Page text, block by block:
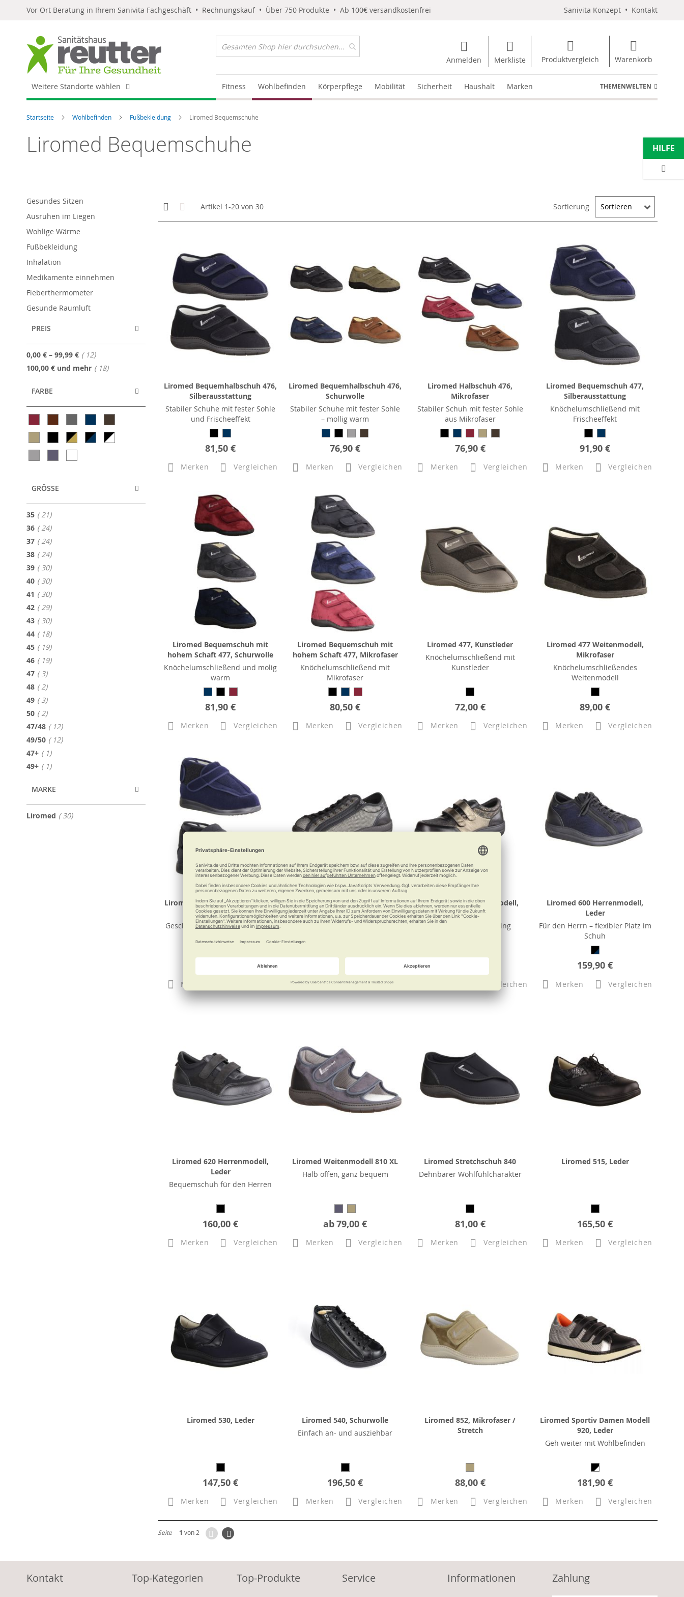
Vor Ort Beratung in Ihrem Sanivita Fachgeschäft • Rechnungskauf • Über 750 Produkte • Ab 100€ versandkostenfrei Sanivita Konzept • Kontakt
Anmelden Merkliste Produktvergleich Warenkorb
Weitere Standorte wählen Fitness Wohlbefinden Körperpflege Mobilität Sicherheit Haushalt Marken THEMENWELTEN
Startseite Wohlbefinden Fußbekleidung Liromed Bequemschuhe
Liromed Bequemschuhe
Anzeigen
als
Kachelansicht
Artikel 1-20 von30 Sortierung
Liromed Bequemhalbschuh 476,
Silberausstattung
Stabiler Schuhe mit fester Sohle
und Frischeeffekt
81,50 €
Merken Vergleichen
Liromed Bequemhalbschuh 476,
Schurwolle
Stabiler Schuhe mit fester Sohle
– mollig warm
76,90 €
Merken Vergleichen
Liromed Halbschuh 476,
Mikrofaser
Stabiler Schuh mit fester Sohle
aus Mikrofaser
76,90 €
Merken Vergleichen
Liromed Bequemschuh 477,
Silberausstattung
Knöchelumschließend mit
Frischeeffekt
91,90 €
Merken Vergleichen
Liromed Bequemschuh mit
hohem Schaft 477, Schurwolle
Knöchelumschließend und molig
warm
81,90 €
Merken Vergleichen
Liromed Bequemschuh mit
hohem Schaft 477, Mikrofaser
Knöchelumschließend mit
Mikrofaser
80,50 €
Merken Vergleichen
Liromed 477, Kunstleder
Knöchelumschließend mit
Kunstleder
72,00 €
Merken Vergleichen
Liromed 477 Weitenmodell,
Mikrofaser
Knöchelumschließendes
Weitenmodell
89,00 €
Merken Vergleichen
Liromed Weitenmodell 478 XXL,
Silberausstattung
Geschlossener Verbandschuh in
Merken
Liromed 500 Damenmodell,
Leder
Für die Dame flexibler Platz im
Merken Vergleichen
Liromed 520 Damenmodell,
Leder
Bequemschuh mit Bling
Vergleichen
Liromed 600 Herrenmodell,
Leder
Für den Herrn – flexibler Platz im
Schuh
159,90 €
Merken Vergleichen
Liromed 620 Herrenmodell,
Leder
Bequemschuh für den Herren
160,00 €
Merken Vergleichen
Liromed Weitenmodell 810 XL
Halb offen, ganz bequem
ab79,00 €
Merken Vergleichen
Liromed Stretchschuh 840
Dehnbarer Wohlfühlcharakter
81,00 €
Merken Vergleichen
Liromed 515, Leder
165,50 €
Merken Vergleichen
Liromed 530, Leder
147,50 €
Merken Vergleichen
Liromed 540, Schurwolle
Einfach an- und ausziehbar
196,50 €
Merken Vergleichen
Liromed 852, Mikrofaser /
Stretch
88,00 €
Merken Vergleichen
Liromed Sportiv Damen Modell
920, Leder
Geh weiter mit Wohlbefinden
181,90 €
Merken Vergleichen
Seite 1 von 2 ZurückSeite
Weiter
Gesundes Sitzen
Ausruhen im Liegen
Wohlige Wärme
Fußbekleidung
Inhalation
Medikamente einnehmen
Fieberthermometer
Gesunde Raumluft
PREIS
0,00 € – 99,99 € 12Artikel
100,00 € und mehr 18Artikel
FARBE
GRÖSSE
35 21Artikel
36 24Artikel
37 24Artikel
38 24Artikel
39 30Artikel
40 30Artikel
41 30Artikel
42 29Artikel
43 30Artikel
44 18Artikel
45 19Artikel
46 19Artikel
47 3Artikel
48 2Artikel
49 3Artikel
50 2Artikel
47/48 12Artikel
49/50 12Artikel
47+ 1Artikel
49+ 1Artikel
MARKE
Liromed 30Artikel
HILFE
Kontakt Top-Kategorien Top-Produkte Service Informationen Zahlung